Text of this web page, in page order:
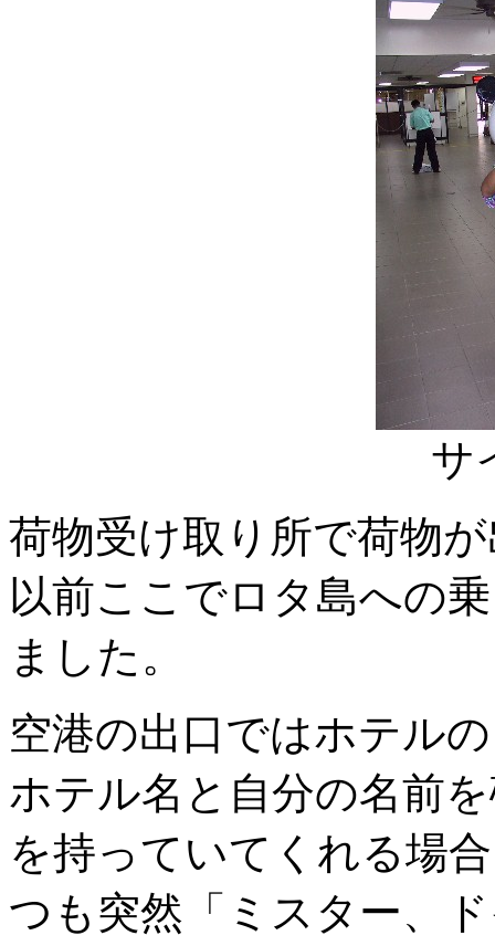
サ
荷物受け取り所で荷物
以前ここでロタ島への
ました。
空港の出口ではホテル
ホテル名と自分の名前
を持っていてくれる場
つも突然「ミスター、